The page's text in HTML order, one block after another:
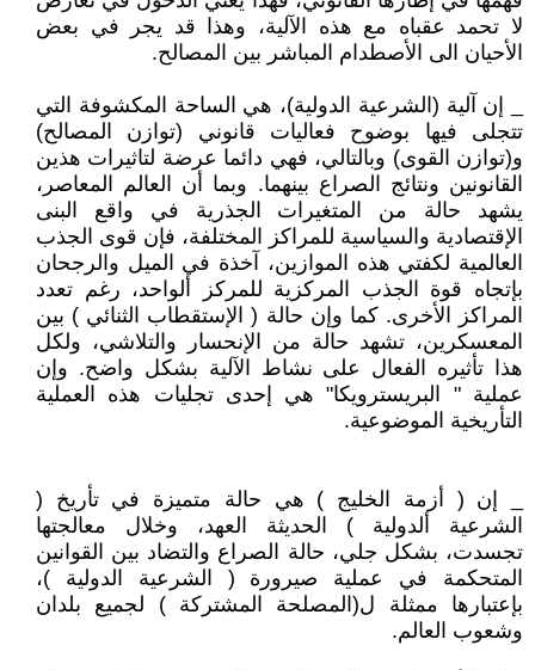
لا تحمد عقباه مع هذه الآلية، وهذا قد يجر في بعض
الأحيان الى الأصطدام المباشر بين المصالح.
_ إن آلية (الشرعية الدولية)، هي الساحة المكشوفة التي
تتجلى فيها بوضوح فعاليات قانوني (توازن المصالح)
و(توازن القوى) وبالتالي، فهي دائما عرضة لتاثيرات هذين
القانونين ونتائج الصراع بينهما. وبما أن العالم المعاصر،
يشهد حالة من المتغيرات الجذرية في واقع البنى
الإقتصادية والسياسية للمراكز المختلفة، فإن قوى الجذب
العالمية لكفتي هذه الموازين، آخذة في الميل والرجحان
بإتجاه قوة الجذب المركزية للمركز ألواحد، رغم تعدد
المراكز الأخرى. كما وإن حالة ( الإستقطاب الثنائي ) بين
المعسكرين، تشهد حالة من الإنحسار والتلاشي، ولكل
هذا تأثيره الفعال على نشاط الآلية بشكل واضح. وإن
عملية " البريسترويكا" هي إحدى تجليات هذه العملية
التأريخية الموضوعية.
_ إن ( أزمة الخليج ) هي حالة متميزة في تأريخ (
الشرعية ألدولية ) الحديثة العهد، وخلال معالجتها
تجسدت، بشكل جلي، حالة الصراع والتضاد بين القوانين
المتحكمة في عملية صيرورة ( الشرعية الدولية )،
بإعتبارها ممثلة ل(المصلحة المشتركة ) لجميع بلدان
وشعوب العالم.